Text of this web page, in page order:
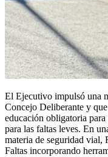
El Ejecutivo impulsó una
Concejo Deliberante y
educación obligatoria
para las faltas leves. En
materia de seguridad vial,
Faltas incorporando